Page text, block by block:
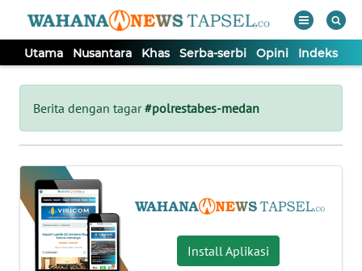
Utama Nusantara Khas Serba-serbi Opini Indeks
Berita dengan tagar#polrestabes-medan
Install Aplikasi
Tutup
UTAMA
NUSANTARA
KHAS